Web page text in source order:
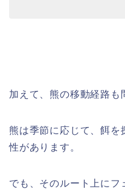
加えて、熊の移動経路も
熊は季節に応じて、餌を
性があります。
でも、そのルート上にフ